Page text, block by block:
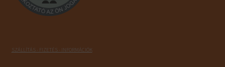
SZÁLLÍTÁS - FIZETÉS - INFORMÁCIÓK